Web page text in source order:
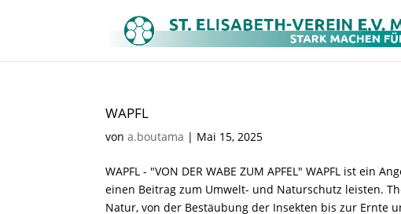
WAPFL
vona.boutama | Mai 15, 2025
WAPFL - "VON DER WABE ZUM APFEL" WAPFL ist
einen Beitrag zum Umwelt- und Naturschutz leisten.
Natur, von der Bestäubung der Insekten bis zur Ernte